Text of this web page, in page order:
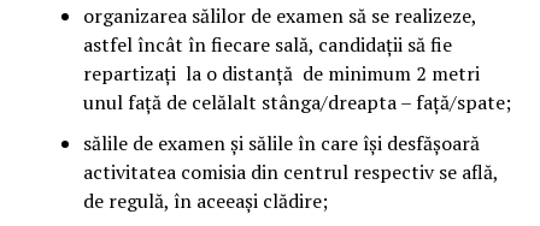
organizarea sălilor de examen să se realizeze,
astfel încât în fiecare sală, candidații să fie
repartizați la o distanță de minimum 2 metri
unul față de celălalt stânga/dreapta – față/spate;
sălile de examen și sălile în care își desfășoară
activitatea comisia din centrul respectiv se află,
de regulă, în aceeași clădire;